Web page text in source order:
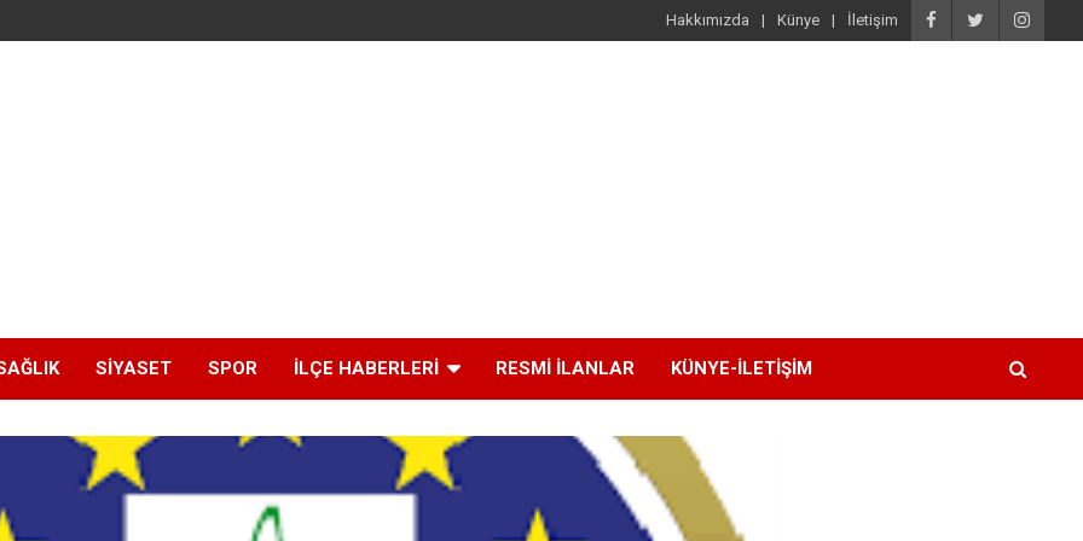
Hakkımızda Künye İletişim
SIYASET SPOR İLÇE HABERLERI RESMI İLANLAR KÜNYE-İLETIŞIM